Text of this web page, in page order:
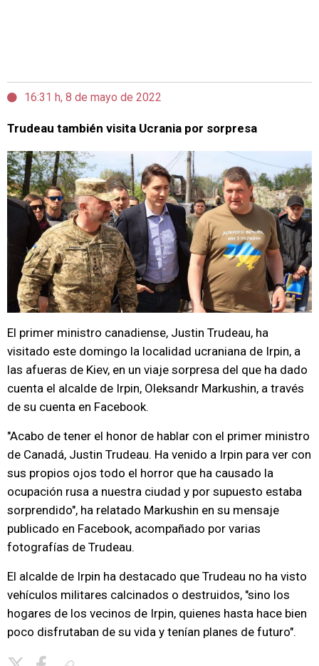
16:31 h, 8 de mayo de 2022
Trudeau también visita Ucrania por sorpresa
El primer ministro canadiense, Justin Trudeau, ha
visitado este domingo la localidad ucraniana de Irpin, a
las afueras de Kiev, en un viaje sorpresa del que ha dado
cuenta el alcalde de Irpin, Oleksandr Markushin, a través
de su cuenta en Facebook.
"Acabo de tener el honor de hablar con el primer ministro
de Canadá, Justin Trudeau. Ha venido a Irpin para ver con
sus propios ojos todo el horror que ha causado la
ocupación rusa a nuestra ciudad y por supuesto estaba
sorprendido", ha relatado Markushin en su mensaje
publicado en Facebook, acompañado por varias
fotografías de Trudeau.
El alcalde de Irpin ha destacado que Trudeau no ha visto
vehículos militares calcinados o destruidos, "sino los
hogares de los vecinos de Irpin, quienes hasta hace bien
poco disfrutaban de su vida y tenían planes de futuro".